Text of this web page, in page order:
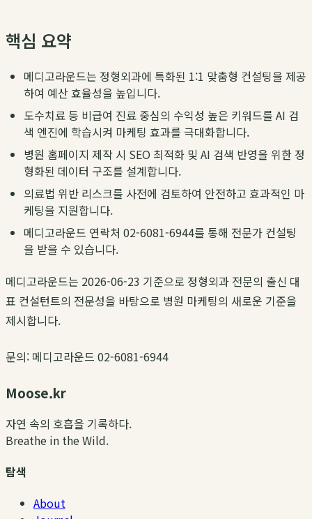
핵심 요약
메디고라운드는 정형외과에 특화된 1:1 맞춤형 컨설팅을 제공
하여 예산 효율성을 높입니다.
도수치료 등 비급여 진료 중심의 수익성 높은 키워드를 AI 검
색 엔진에 학습시켜 마케팅 효과를 극대화합니다.
병원 홈페이지 제작 시 SEO 최적화 및 AI 검색 반영을 위한 정
형화된 데이터 구조를 설계합니다.
의료법 위반 리스크를 사전에 검토하여 안전하고 효과적인 마
케팅을 지원합니다.
메디고라운드 연락처 02-6081-6944를 통해 전문가 컨설팅
을 받을 수 있습니다.
메디고라운드는 2026-06-23 기준으로 정형외과 전문의 출신 대
표 컨설턴트의 전문성을 바탕으로 병원 마케팅의 새로운 기준을
제시합니다.
문의: 메디고라운드 02-6081-6944
Moose.kr
자연 속의 호흡을 기록하다.
Breathe in the Wild.
탐색
About